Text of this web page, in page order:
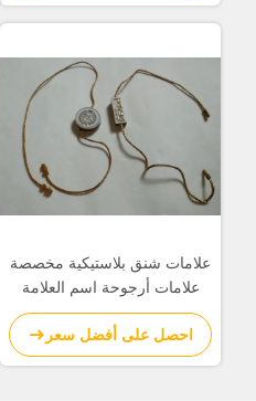
علامات شنق بلاستيكية مخصصة
علامات أرجوحة اسم العلامة
التجارية للملابس ذات نهايات
مزدوجة
احصل على أفضل سعر